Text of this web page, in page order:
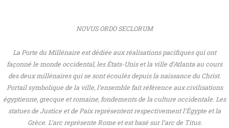
NOVUS ORDO SECLORUM
La Porte du Millénaire est dédiée aux réalisations pacifiques qui ont
façonné le monde occidental, les États-Unis et la ville d’Atlanta au cours
des deux millénaires qui se sont écoulés depuis la naissance du Christ.
Portail symbolique de la ville, l’ensemble fait référence aux civilisations
égyptienne, grecque et romaine, fondements de la culture occidentale. Les
statues de Justice et de Paix représentent respectivement l’Égypte et la
Grèce. L’arc représente Rome et est basé sur l’arc de Titus.